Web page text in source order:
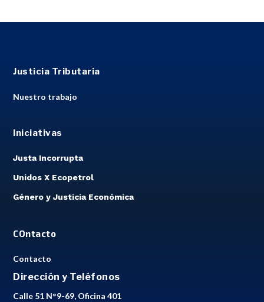
Justicia Tributaria
Nuestro trabajo
Iniciativas
Justa Incorrupta
Unidos X Ecopetrol
Género y Justicia Económica
COntacto
Contacto
Dirección y Teléfonos
Calle 51 N°9-69, Oficina 401